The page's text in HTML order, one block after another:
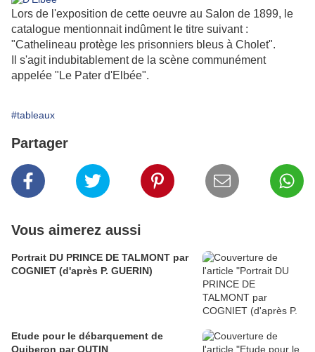
Lors de l'exposition de cette oeuvre au Salon de 1899, le
catalogue mentionnait indûment le titre suivant :
"Cathelineau protège les prisonniers bleus à Cholet".
Il s'agit indubitablement de la scène communément
appelée "Le Pater d'Elbée".
#tableaux
Partager
Vous aimerez aussi
Portrait DU PRINCE DE TALMONT par
COGNIET (d'après P. GUERIN)
Etude pour le débarquement de
Quiberon par OUTIN